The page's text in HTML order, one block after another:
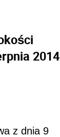
2014
z dnia 9